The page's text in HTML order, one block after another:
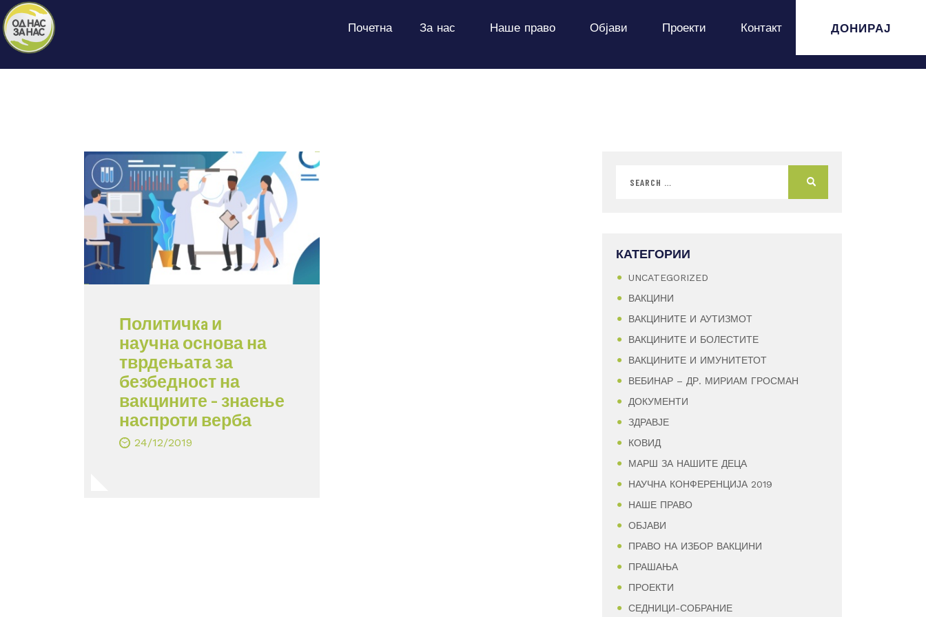
Почетна За нас Наше право Објави Проекти Контакт ДОНИРАЈ
ПОЧЕТНА
ПРОЕКТИ
Политичкa и
научна основа на
тврдењата за
безбедност на
вакцините – знаење
наспроти верба
24/12/2019
КАТЕГОРИИ
UNCATEGORIZED
ВАКЦИНИ
ВАКЦИНИТЕ И АУТИЗМОТ
ВАКЦИНИТЕ И БОЛЕСТИТЕ
ВАКЦИНИТЕ И ИМУНИТЕТОТ
ВЕБИНАР – ДР. МИРИАМ ГРОСМАН
ДОКУМЕНТИ
ЗДРАВЈЕ
КОВИД
МАРШ ЗА НАШИТЕ ДЕЦА
НАУЧНА КОНФЕРЕНЦИЈА 2019
НАШЕ ПРАВО
ОБЈАВИ
ПРАВО НА ИЗБОР ВАКЦИНИ
ПРАШАЊА
ПРОЕКТИ
СЕДНИЦИ-СОБРАНИЕ